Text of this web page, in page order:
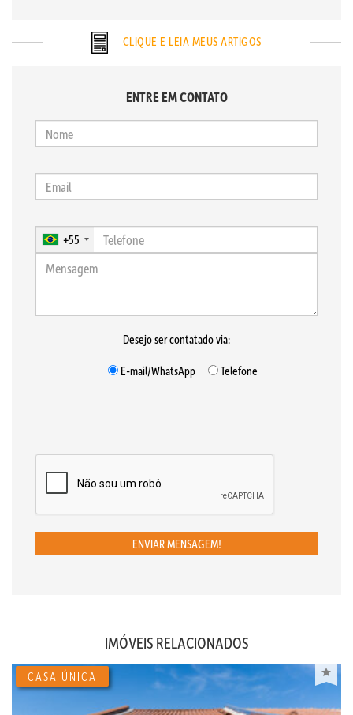
CLIQUE E LEIA MEUS ARTIGOS
ENTRE EM CONTATO
+55
Desejo ser contatado via:
E-mail/WhatsApp
Telefone
ENVIAR MENSAGEM!
IMÓVEIS RELACIONADOS